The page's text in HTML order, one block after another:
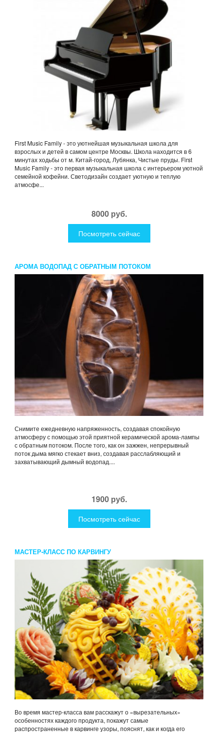
First Music Family - это уютнейшая музыкальная школа для
взрослых и детей в самом центре Москвы. Школа находится в 6
минутах ходьбы от м. Китай-город, Лубянка, Чистые пруды. First
Music Family - это первая музыкальная школа с интерьером уютной
семейной кофейни. Светодизайн создает уютную и теплую
атмосфе...
8000 руб.
Посмотреть сейчас
АРОМА ВОДОПАД С ОБРАТНЫМ ПОТОКОМ
Снимите ежедневную напряженность, создавая спокойную
атмосферу с помощью этой приятной керамической арома-лампы
с обратным потоком. После того, как он зажжен, непрерывный
поток дыма мягко стекает вниз, создавая расслабляющий и
захватывающий дымный водопад....
1900 руб.
Посмотреть сейчас
МАСТЕР-КЛАСС ПО КАРВИНГУ
Во время мастер-класса вам расскажут о «вырезательных»
особенностях каждого продукта, покажут самые
распространенные в карвинге узоры, пояснят, как и когда его